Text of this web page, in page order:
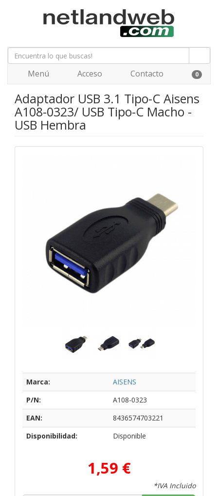
Menú Acceso Contacto 0
Adaptador USB 3.1 Tipo-C Aisens
A108-0323/ USB Tipo-C Macho -
USB Hembra
Marca:
AISENS
P/N:
A108-0323
EAN:
8436574703221
Disponibilidad:
Disponible
1,59 €
*IVA Incluido